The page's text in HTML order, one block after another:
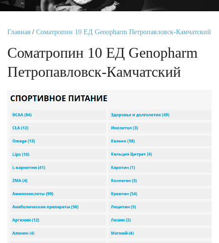
Главная / Соматропин 10 ЕД Genopharm Петропавловск-Камчатский
Соматропин 10 ЕД Genopharm
Петропавловск-Камчатский